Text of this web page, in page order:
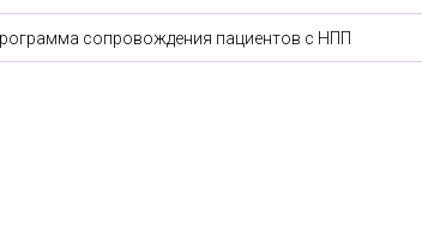
сопровождения пациентов с НПП